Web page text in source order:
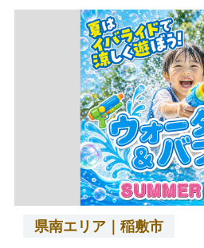
県南エリア｜稲敷市